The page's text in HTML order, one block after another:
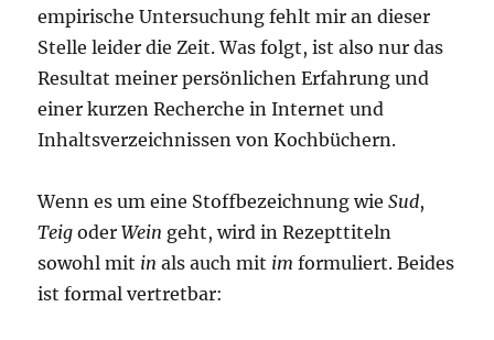
empirische Untersuchung fehlt mir an dieser
Stelle leider die Zeit. Was folgt, ist also nur das
Resultat meiner persönlichen Erfahrung und
einer kurzen Recherche in Internet und
Inhaltsverzeichnissen von Kochbüchern.
Wenn es um eine Stoffbezeichnung wieSud,
Teig oderWein geht, wird in Rezepttiteln
sowohl mit in als auch mit im formuliert. Beides
ist formal vertretbar: